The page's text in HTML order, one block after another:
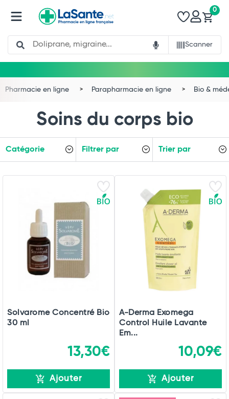
Search
Scanner
0
Pharmacie en ligne Parapharmacie en ligne Bio &
Soins du corps bio
Catégorie Filtrer par Trier par
Solvarome Concentré Bio
30 ml
13,30€
Ajouter
A-Derma Exomega
Control Huile Lavante
Em...
10,09€
Ajouter